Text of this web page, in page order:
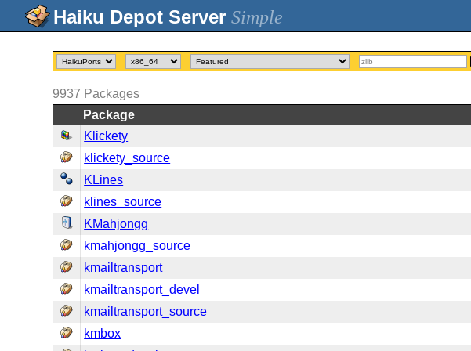
Simple
9937 Packages
Package
Klickety
klickety_source
KLines
klines_source
KMahjongg
kmahjongg_source
kmailtransport
kmailtransport_devel
kmailtransport_source
kmbox